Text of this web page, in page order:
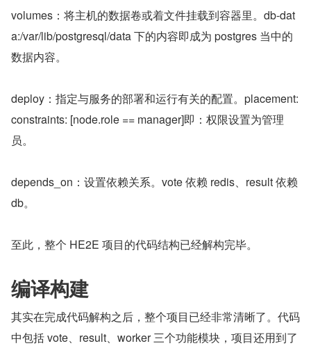
volumes：将主机的数据卷或着文件挂载到容器里。db-dat
a:/var/lib/postgresql/data 下的内容即成为 postgres 当中的
数据内容。
deploy：指定与服务的部署和运行有关的配置。placement:
constraints: [node.role == manager]即：权限设置为管理
员。
depends_on：设置依赖关系。vote 依赖 redis、result 依赖
db。
至此，整个 HE2E 项目的代码结构已经解构完毕。
编译构建
其实在完成代码解构之后，整个项目已经非常清晰了。代码
中包括 vote、result、worker 三个功能模块，项目还用到了